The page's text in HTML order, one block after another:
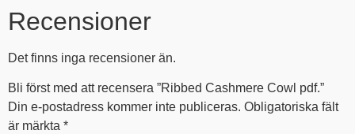
Recensioner
Det finns inga recensioner än.
Bli först med att recensera ”Ribbed Cashmere Cowl pdf.”
Din e-postadress kommer inte publiceras. Obligatoriska fält
är märkta *